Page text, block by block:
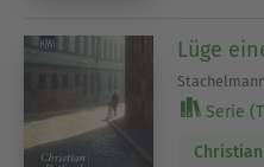
Lüge
Serie